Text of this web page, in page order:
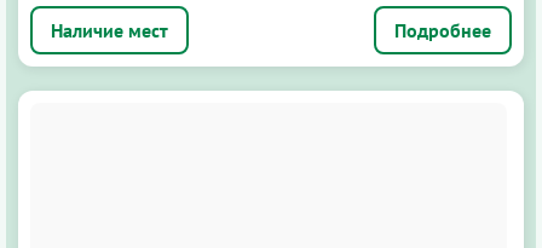
Подробнее